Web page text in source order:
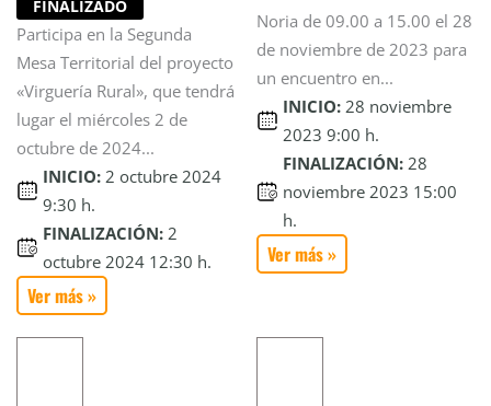
FINALIZADO
Participa en la Segunda
Mesa Territorial del proyecto
«Virguería Rural», que tendrá
lugar el miércoles 2 de
octubre de 2024...
INICIO: 2 octubre 2024
9:30 h.
FINALIZACIÓN: 2
octubre 2024 12:30 h.
Ver más »
Noria de 09.00 a 15.00 el 28
de noviembre de 2023 para
un encuentro en...
INICIO: 28 noviembre
2023 9:00 h.
FINALIZACIÓN: 28
noviembre 2023 15:00
h.
Ver más »